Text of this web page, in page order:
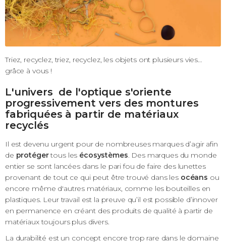
Triez, recyclez, triez, recyclez, les objets ont plusieurs vies…
grâce à vous !
L'univers de l'optique s'oriente
progressivement vers des montures
fabriquées à partir de matériaux
recyclés
Il est devenu urgent pour de nombreuses marques d’agir afin
de protégertous les écosystèmes. Des marques du monde
entier se sont lancées dans le pari fou de faire des lunettes
provenant de tout ce qui peut être trouvé dans les océans ou
encore même d'autres matériaux, comme les bouteilles en
plastiques. Leur travail est la preuve qu’il est possible d’innover
en permanence en créant des produits de qualité à partir de
matériaux toujours plus divers.
La durabilité est un concept encore trop rare dans le domaine